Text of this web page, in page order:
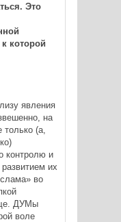
Это
которой
явления
на
(а,
контролю и
их
во
ДУМы
воле